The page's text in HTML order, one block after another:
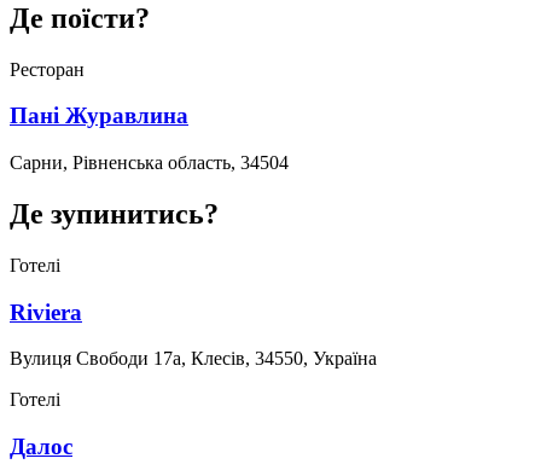
Де поїсти?
Ресторан
Пані Журавлина
Сарни, Рівненська область, 34504
Де зупинитись?
Готелі
Riviera
Вулиця Свободи 17а, Клесів, 34550, Україна
Готелі
Далос